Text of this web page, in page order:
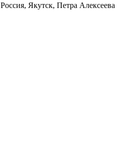
Россия, Якутск, Петра Алексеева